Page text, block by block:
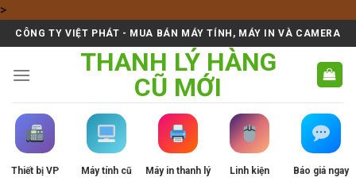
>Skip
to
content
CÔNG TY VIỆT PHÁT - MUA BÁN MÁY TÍNH, MÁY IN VÀ CAMERA
THANH LÝ HÀNG
CŨ MỚI
Thiết bị VP Máy tính cũ Máy in thanh lý Linh kiện Báo giá ngay